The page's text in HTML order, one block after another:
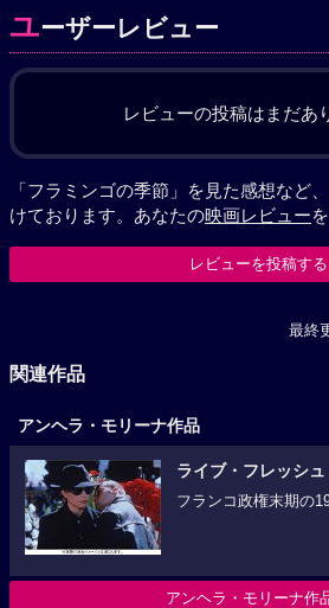
ユーザーレビュー
レビューの投稿はまだあ
「フラミンゴの季節」を見た感想など
けております。あなたの映画レビュー
レビューを投稿する
最終
関連作品
アンヘラ・モリーナ作品
ライブ・フレッシュ
フランコ政権末期の
アンヘラ・モリーナ作